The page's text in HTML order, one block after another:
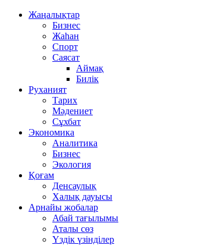
Жаңалықтар
Бизнес
Жаһан
Спорт
Саясат
Аймақ
Билік
Руханият
Тарих
Мәдениет
Сұхбат
Экономика
Аналитика
Бизнес
Экология
Қоғам
Денсаулық
Халық дауысы
Арнайы жобалар
Абай тағылымы
Аталы сөз
Үздік үзінділер